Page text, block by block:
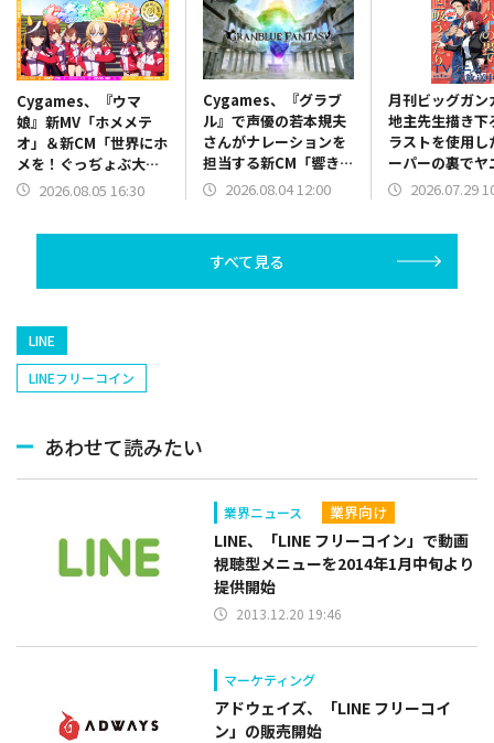
Cygames、『ウマ
娘』新MV「ホメメテ
オ」＆新CM「世界にホ
メを！ぐっぢょぶ大
賞」篇公開を記念したX
2026.08.05 16:30
Cygames、『グラブ
ル』で声優の若本規夫
さんがナレーションを
担当する新CM「響き渡
る福音！101億宝晶石
2026.08.04 12:00
月刊ビッグガン
地主先生描き下
ラストを使用し
ーパーの裏でヤ
ふたり』SPポ
2026.07.29
すべて見る
LINE
LINEフリーコイン
あわせて読みたい
業界ニュース 業界向け
LINE、「LINE フリーコイン」で動画
視聴型メニューを2014年1月中旬より
提供開始
2013.12.20 19:46
マーケティング
アドウェイズ、「LINE フリーコイ
ン」の販売開始